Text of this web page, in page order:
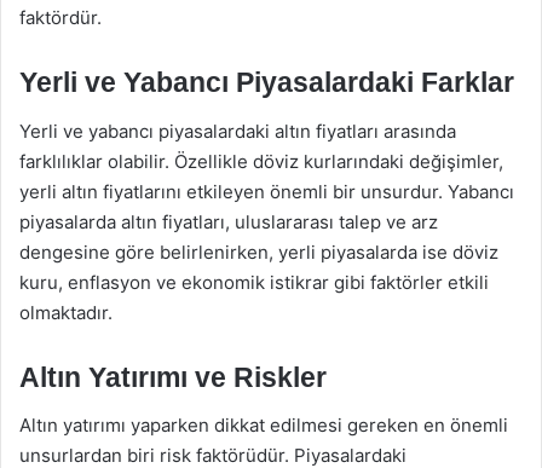
faktördür.
Yerli ve Yabancı Piyasalardaki Farklar
Yerli ve yabancı piyasalardaki altın fiyatları arasında
farklılıklar olabilir. Özellikle döviz kurlarındaki değişimler,
yerli altın fiyatlarını etkileyen önemli bir unsurdur. Yabancı
piyasalarda altın fiyatları, uluslararası talep ve arz
dengesine göre belirlenirken, yerli piyasalarda ise döviz
kuru, enflasyon ve ekonomik istikrar gibi faktörler etkili
olmaktadır.
Altın Yatırımı ve Riskler
Altın yatırımı yaparken dikkat edilmesi gereken en önemli
unsurlardan biri risk faktörüdür. Piyasalardaki